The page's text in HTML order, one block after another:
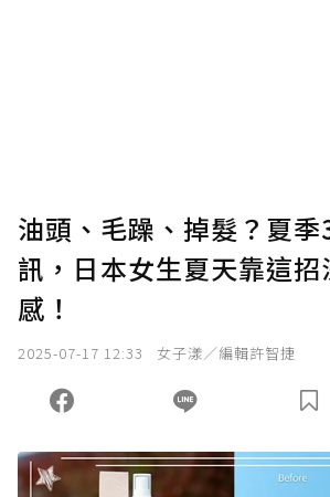
油頭、毛躁、掉髮？夏
訊，日本女生夏天靠這招
感！
2025-07-17 12:33 女子漾／編輯許智捷